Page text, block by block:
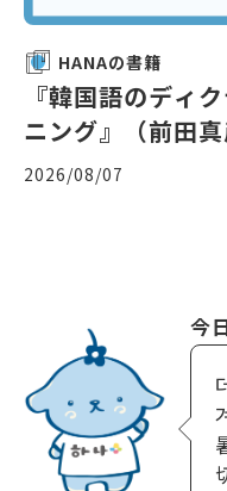
HANAの書籍
『韓国語のディ
ニング』（前田
2026/08/07
今